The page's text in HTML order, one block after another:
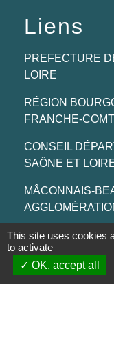
Liens
PREFECTURE
LOIRE
RÉGION
FRANCHE-
CONSEIL
SAÔNE ET
MÂCONNAIS-
This site uses cookies
to activate
OK, accept all